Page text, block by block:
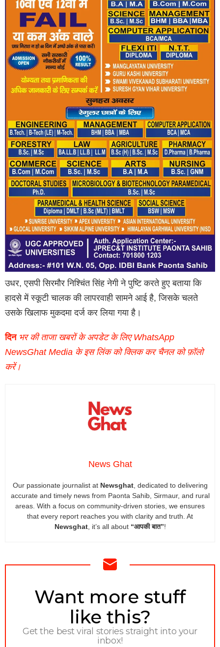
उधर, एसपी सिरमौर निश्चिंत सिंह नेगी ने पुष्टि करते हुए बताया कि
हादसे में स्कूटी चालक की लापरवाही सामने आई है, जिसके चलते
उसके खिलाफ मुकदमा दर्ज कर लिया गया है।
दिनभर की ताजा खबरों के अपडेट के लिए WhatsApp
NewsGhat Media के इस लिंक को क्लिक कर चैनल को फ़ॉलो
करें।
News Ghat
Our passionate journalist at Newsghat, dedicated to delivering
accurate and timely news from Paonta Sahib, Sirmaur, and rural
areas. With a focus on community-driven stories, we ensures
that every report reaches you with clarity and truth. At
Newsghat, it’s all about “आपकी बात”!
NEWSLETTER
Want more stuff
like this?
Get the best viral stories straight into your
inbox!